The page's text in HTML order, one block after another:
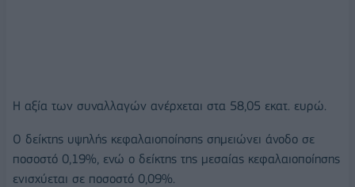
Η αξία των συναλλαγών ανέρχεται στα 58,05 εκατ. ευρώ.
Ο δείκτης υψηλής κεφαλαιοποίησης σημειώνει άνοδο σε
ποσοστό 0,19%, ενώ ο δείκτης της μεσαίας κεφαλαιοποίησης
ενισχύεται σε ποσοστό 0,09%.